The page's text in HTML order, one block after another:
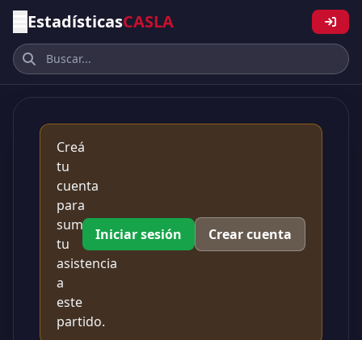
EstadísticasCASLA
Creá
tu
cuenta
para
sumar
tu
asistencia
a
este
partido.
Iniciar sesión Crear cuenta